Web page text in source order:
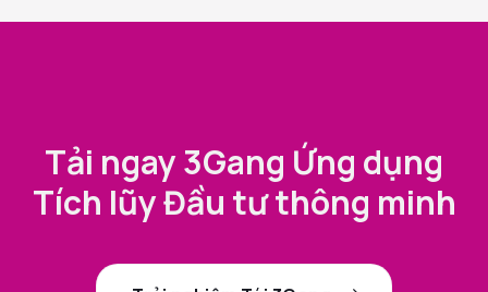
Tải ngay 3Gang Ứng dụng
Tích lũy Đầu tư thông minh